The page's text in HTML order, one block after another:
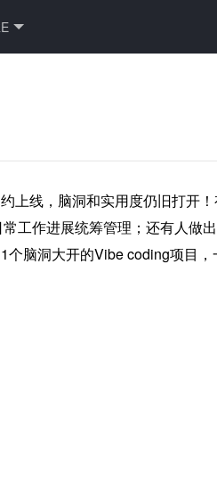
线，脑洞和实用度仍旧打开
工作进展统筹管理；还有人做
脑洞大开的Vibe coding项目，